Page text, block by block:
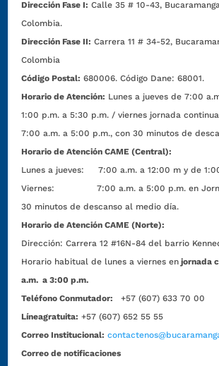
Dirección Fase I: Calle 35 # 10-43,
Colombia.
Dirección Fase II: Carrera 11 # 34-52,
Colombia
Código Postal: 680006. Código Dane: 68001.
Horario de Atención: Lunes a jueves de 7:00
1:00 p.m. a 5:30 p.m. / viernes jornada
7:00 a.m. a 5:00 p.m., con 30 minutos de
Horario de Atención CAME (Central):
Lunes a jueves: 7:00 a.m. a 12:00 m y de
Viernes: 7:00 a.m. a 5:00 p.m. en
30 minutos de descanso al medio día.
Horario de Atención CAME (Norte):
Dirección:Carrera 12 #16N-84 del barrio
Horario habitual de lunes a viernes en jornada
a.m. a 3:00 p.m.
Teléfono Conmutador:
+57 (607) 633 70 00
Líneagratuita: +57 (607) 652 55 55
Correo Institucional:
Correo de notificaciones